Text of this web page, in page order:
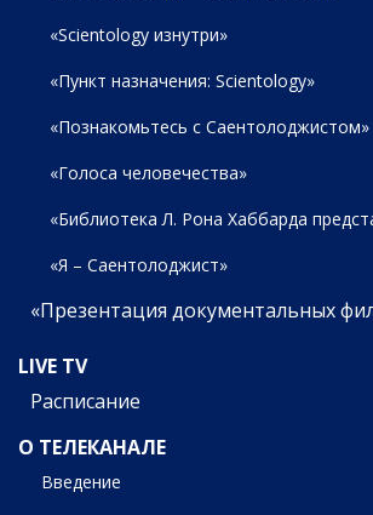
«Scientology изнутри»
«Пункт назначения: Scientology»
«Познакомьтесь с Саентолоджистом»
«Голоса человечества»
«Библиотека Л. Рона Хаббарда
«Я – Саентолоджист»
«Презентация документальных
LIVE TV
Расписание
О ТЕЛЕКАНАЛЕ
Введение